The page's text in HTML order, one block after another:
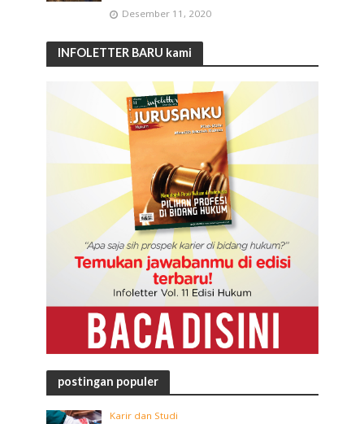
Desember 11, 2020
INFOLETTER BARU kami
postingan populer
Karir dan Studi